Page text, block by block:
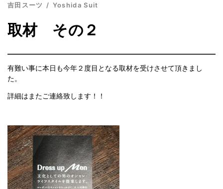
吉田スーツ Yoshida Suit
取材 その２
有難い事に本日も今年２度目となる取材を受けさせて頂きまし
た。
詳細はまたご連絡致します！！